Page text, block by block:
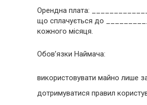
Орендна плата:
що сплачується до
кожного місяця.
Обов’язки Наймача:
використовувати майно лише
дотримуватися правил